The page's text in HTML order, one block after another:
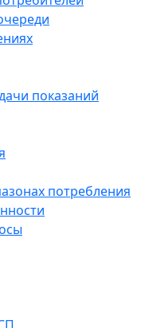
показаний
потребления